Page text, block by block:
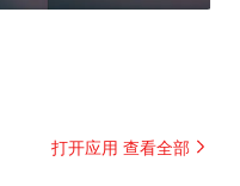
打开应用 查看全部